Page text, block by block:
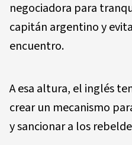
negociadora para
capitán argentino y
encuentro.
A esa altura, el inglés
crear un mecanismo
y sancionar a los